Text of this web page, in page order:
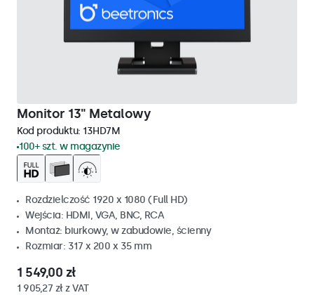
Monitor 13" Metalowy
Kod produktu: 13HD7M
100+ szt. w magazynie
Rozdzielczość 1920 x 1080 (Full HD)
Wejścia: HDMI, VGA, BNC, RCA
Montaż: biurkowy, w zabudowie, ścienny
Rozmiar: 317 x 200 x 35 mm
1 549,00 zł
1 905,27 zł z VAT